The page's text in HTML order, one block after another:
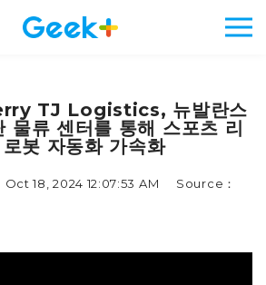
TJ Logistics, 뉴발란스
물류 센터를 통해 스포츠 리
봇 자동화 가속화
Oct 18, 2024 12:07:53 AM Source：